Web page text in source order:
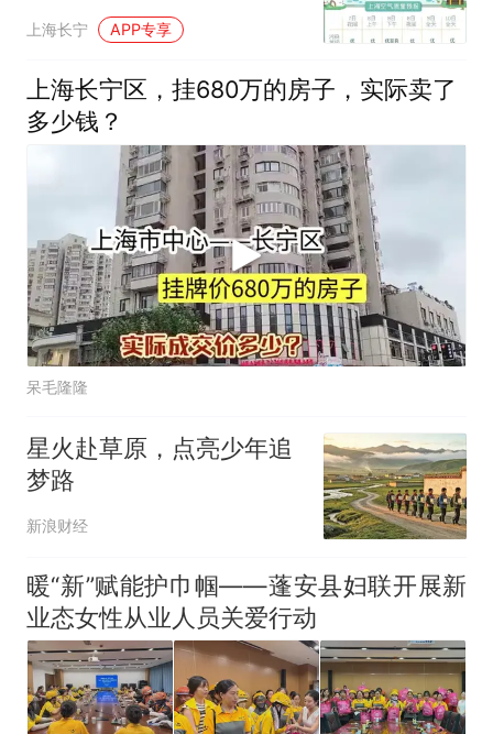
会比较大
上海长宁 APP专享
上海长宁区，挂680万的房子，实际卖了
多少钱？
呆毛隆隆
星火赴草原，点亮少年追
梦路
新浪财经
暖“新”赋能护巾帼——蓬安县妇联开展新
业态女性从业人员关爱行动